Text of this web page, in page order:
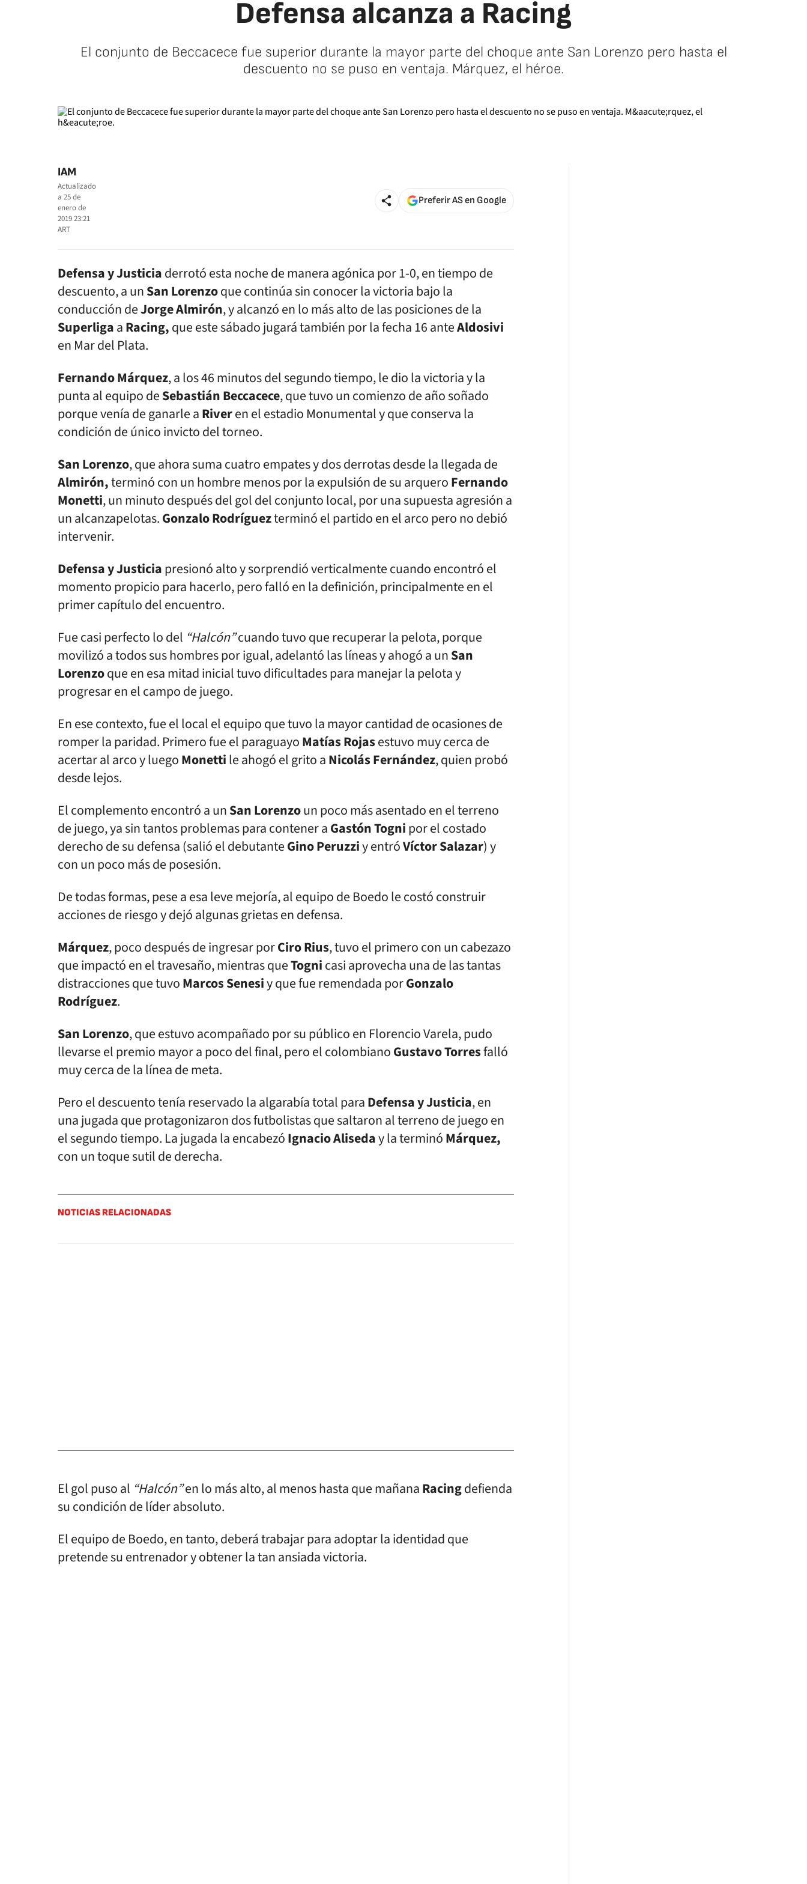
Defensa alcanza a Racing
El conjunto de Beccacece fue superior durante la mayor parte del choque ante San Lorenzo pero hasta el
descuento no se puso en ventaja. Márquez, el héroe.
IAM
Actualizado
a 25 de
enero de
2019 23:21
ART
Preferir AS en Google
Defensa y Justiciaderrotó esta noche de manera agónica por 1-0, en tiempo de
descuento, a unSan Lorenzoque continúa sin conocer la victoria bajo la
conducción deJorge Almirón, y alcanzó en lo más alto de las posiciones de la
SuperligaaRacing,que este sábado jugará también por la fecha 16 anteAldosivi
en Mar del Plata.
Fernando Márquez, a los 46 minutos del segundo tiempo, le dio la victoria y la
punta al equipo deSebastián Beccacece, que tuvo un comienzo de año soñado
porque venía de ganarle aRiveren el estadio Monumental y que conserva la
condición de único invicto del torneo.
San Lorenzo, que ahora suma cuatro empates y dos derrotas desde la llegada de
Almirón,terminó con un hombre menos por la expulsión de su arqueroFernando
Monetti, un minuto después del gol del conjunto local, por una supuesta agresión a
un alcanzapelotas.Gonzalo Rodríguezterminó el partido en el arco pero no debió
intervenir.
Defensa y Justiciapresionó alto y sorprendió verticalmente cuando encontró el
momento propicio para hacerlo, pero falló en la definición, principalmente en el
primer capítulo del encuentro.
Fue casi perfecto lo del “Halcón”cuando tuvo que recuperar la pelota, porque
movilizó a todos sus hombres por igual, adelantó las líneas y ahogó a unSan
Lorenzoque en esa mitad inicial tuvo dificultades para manejar la pelota y
progresar en el campo de juego.
En ese contexto, fue el local el equipo que tuvo la mayor cantidad de ocasiones de
romper la paridad. Primero fue el paraguayoMatías Rojasestuvo muy cerca de
acertar al arco y luegoMonettile ahogó el grito aNicolás Fernández, quien probó
desde lejos.
El complemento encontró a unSan Lorenzoun poco más asentado en el terreno
de juego, ya sin tantos problemas para contener aGastón Tognipor el costado
derecho de su defensa (salió el debutanteGino Peruzziy entróVíctor Salazar) y
con un poco más de posesión.
De todas formas, pese a esa leve mejoría, al equipo de Boedo le costó construir
acciones de riesgo y dejó algunas grietas en defensa.
Márquez, poco después de ingresar porCiro Rius, tuvo el primero con un cabezazo
que impactó en el travesaño, mientras queTognicasi aprovecha una de las tantas
distracciones que tuvoMarcos Senesiy que fue remendada porGonzalo
Rodríguez.
San Lorenzo, que estuvo acompañado por su público en Florencio Varela, pudo
llevarse el premio mayor a poco del final, pero el colombianoGustavo Torresfalló
muy cerca de la línea de meta.
Pero el descuento tenía reservado la algarabía total paraDefensa y Justicia, en
una jugada que protagonizaron dos futbolistas que saltaron al terreno de juego en
el segundo tiempo. La jugada la encabezóIgnacio Aliseday la terminóMárquez,
con un toque sutil de derecha.
NOTICIAS RELACIONADAS
El gol puso al “Halcón”en lo más alto, al menos hasta que mañanaRacingdefienda
su condición de líder absoluto.
El equipo de Boedo, en tanto, deberá trabajar para adoptar la identidad que
pretende su entrenador y obtener la tan ansiada victoria.